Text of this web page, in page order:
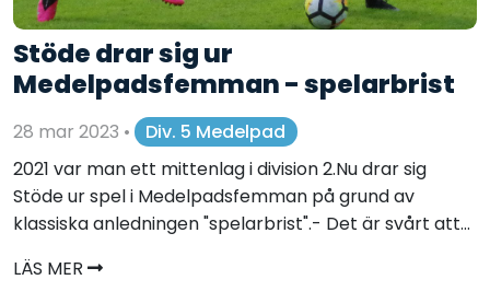
Stöde drar sig ur
Medelpadsfemman - spelarbrist
28 mar 2023 •
Div. 5 Medelpad
2021 var man ett mittenlag i division 2.Nu drar sig
Stöde ur spel i Medelpadsfemman på grund av
klassiska anledningen "spelarbrist".- Det är svårt att...
LÄS MER